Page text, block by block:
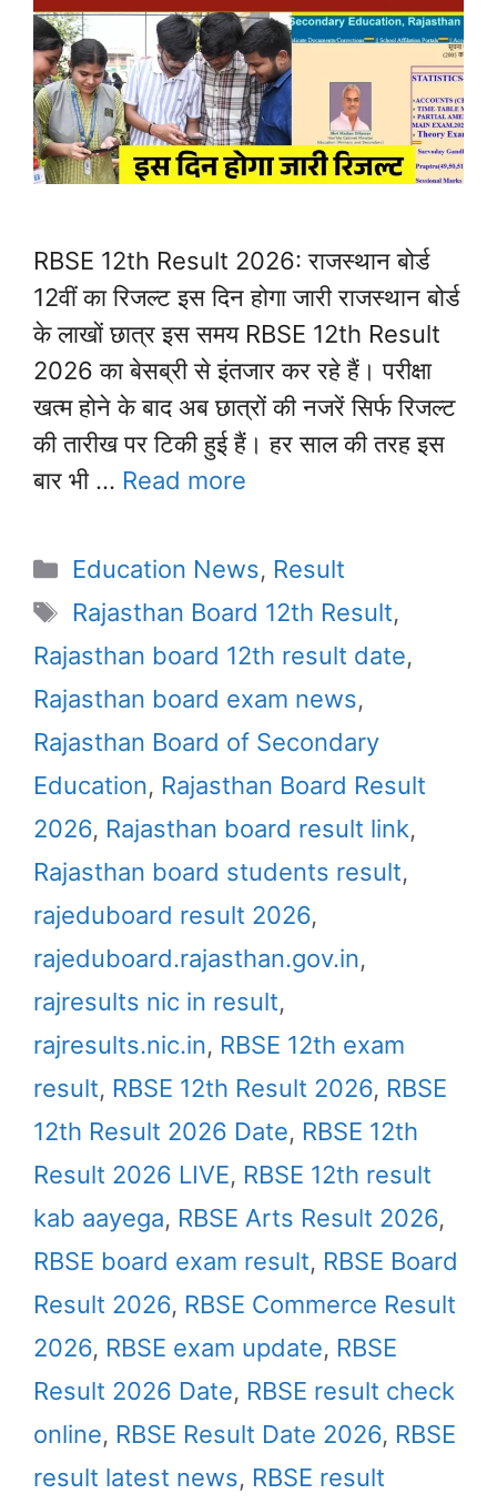
RBSE 12th Result 2026: राजस्थान बोर्ड
12वीं का रिजल्ट इस दिन होगा जारी राजस्थान बोर्ड
के लाखों छात्र इस समय RBSE 12th Result
2026 का बेसब्री से इंतजार कर रहे हैं। परीक्षा
खत्म होने के बाद अब छात्रों की नजरें सिर्फ रिजल्ट
की तारीख पर टिकी हुई हैं। हर साल की तरह इस
बार भी … Read more
Categories
Education News, Result
Tags
Rajasthan Board 12th Result,
Rajasthan board 12th result date,
Rajasthan board exam news,
Rajasthan Board of Secondary
Education, Rajasthan Board Result
2026, Rajasthan board result link,
Rajasthan board students result,
rajeduboard result 2026,
rajeduboard.rajasthan.gov.in,
rajresults nic in result,
rajresults.nic.in, RBSE 12th exam
result, RBSE 12th Result 2026, RBSE
12th Result 2026 Date, RBSE 12th
Result 2026 LIVE, RBSE 12th result
kab aayega, RBSE Arts Result 2026,
RBSE board exam result, RBSE Board
Result 2026, RBSE Commerce Result
2026, RBSE exam update, RBSE
Result 2026 Date, RBSE result check
online, RBSE Result Date 2026, RBSE
result latest news, RBSE result